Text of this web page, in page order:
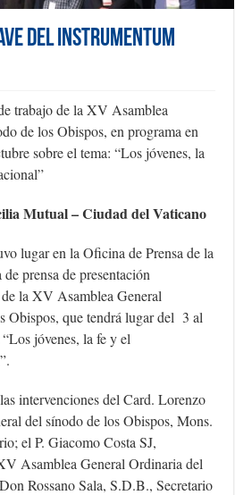
del Instrumentum
trabajo de la XV Asamblea
de los Obispos, en programa en
sobre el tema: “Los jóvenes, la
Mutual – Ciudad del Vaticano
lugar en la Oficina de Prensa de la
prensa de presentación
de la XV Asamblea General
Obispos, que tendrá lugar del 3 al
jóvenes, la fe y el
intervenciones del Card. Lorenzo
del sínodo de los Obispos, Mons.
el P. Giacomo Costa SJ,
Asamblea General Ordinaria del
Rossano Sala, S.D.B., Secretario